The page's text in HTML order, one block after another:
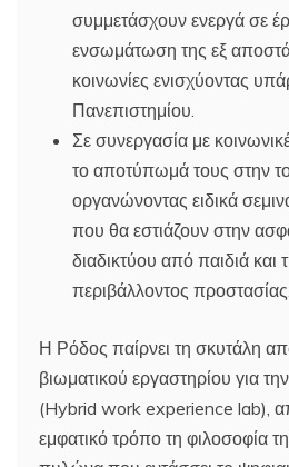
συμμετάσχουν ενεργά σε
ενσωμάτωση της εξ
κοινωνίες ενισχύοντας
Πανεπιστημίου.
Σε συνεργασία με
το αποτύπωμά τους στην
οργανώνοντας ειδικά
που θα εστιάζουν στην
διαδικτύου από παιδιά και
περιβάλλοντος προστασίας.
Η Ρόδος παίρνει τη σκυτάλη
βιωματικού εργαστηρίου για
(Hybrid work experience lab),
εμφατικό τρόπο τη φιλοσοφία